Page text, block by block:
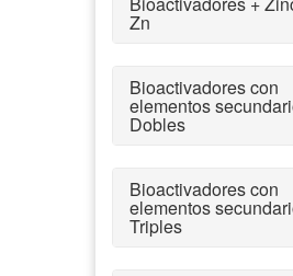
Zn
Bioactivadores con
elementos
Dobles
Bioactivadores con
elementos
Triples